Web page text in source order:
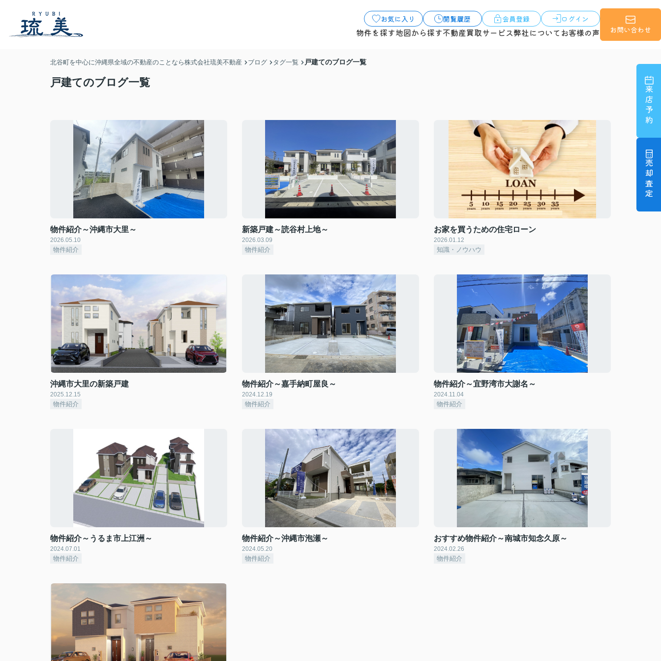
お気に入り 閲覧履歴 会員登録 ログイン
物件を探す地図から探す不動産買取サービス弊社について お客様の声 お問い合わせ
来店予約
売却査定
北谷町を中心に沖縄県全域の不動産のことなら株式会社琉美不動産 ブログ タグ一覧 戸建てのブログ一覧
戸建てのブログ一覧
物件紹介～沖縄市大里～
2026.05.10
物件紹介
新築戸建～読谷村上地～
2026.03.09
物件紹介
お家を買うための住宅ローン
2026.01.12
知識・ノウハウ
沖縄市大里の新築戸建
2025.12.15
物件紹介
物件紹介～嘉手納町屋良～
2024.12.19
物件紹介
物件紹介～宜野湾市大謝名～
2024.11.04
物件紹介
物件紹介～うるま市上江洲～
2024.07.01
物件紹介
物件紹介～沖縄市泡瀬～
2024.05.20
物件紹介
おすすめ物件紹介～南城市知念久原～
2024.02.26
物件紹介